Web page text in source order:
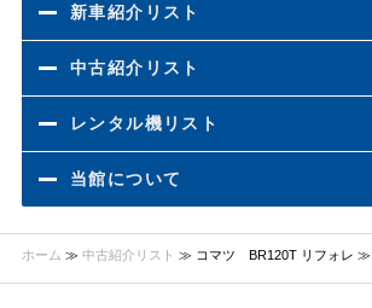
新車紹介リスト
中古紹介リスト
レンタル機リスト
当館について
ホーム ≫ 中古紹介リスト ≫ コマツ BR120T リフォレ ≫